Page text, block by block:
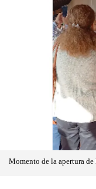
Momento de la apertura